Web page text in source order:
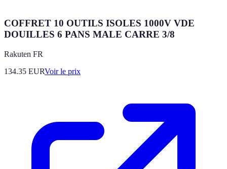
COFFRET 10 OUTILS ISOLES 1000V VDE
DOUILLES 6 PANS MALE CARRE 3/8
Rakuten FR
134.35 EURVoir le prix